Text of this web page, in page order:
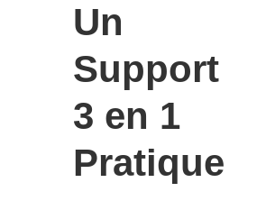
Un
Support
3 en 1
Pratique